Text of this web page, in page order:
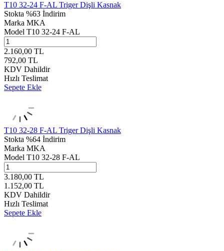
T10 32-24 F-AL Triger Dişli Kasnak
Stokta %63 İndirim
Marka MKA
Model T10 32-24 F-AL
2.160,00 TL
792,00 TL
KDV Dahildir
Hızlı Teslimat
Sepete Ekle
T10 32-28 F-AL Triger Dişli Kasnak
Stokta %64 İndirim
Marka MKA
Model T10 32-28 F-AL
3.180,00 TL
1.152,00 TL
KDV Dahildir
Hızlı Teslimat
Sepete Ekle